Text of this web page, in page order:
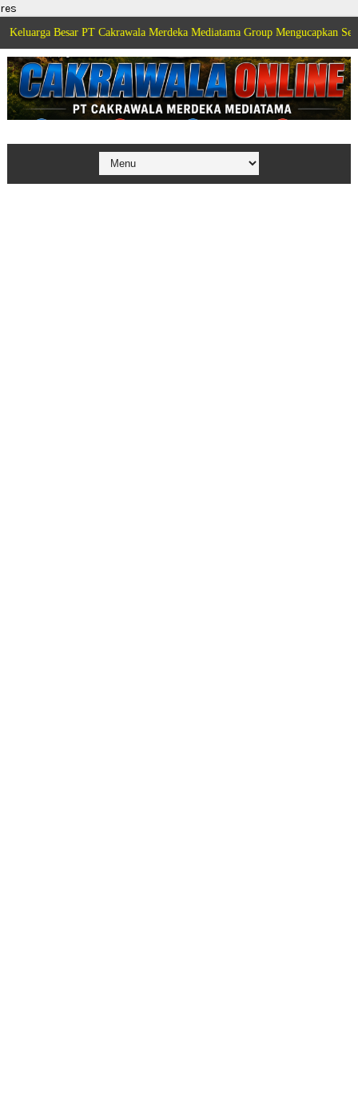
res
PT Cakrawala Merdeka Mediatama Group Mengucapkan Selamat